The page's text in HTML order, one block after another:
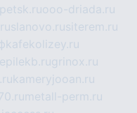
ooo-driada.ru
siterem.ru
kafekolizey.ru
grinox.ru
kameryjooan.ru
metall-perm.ru